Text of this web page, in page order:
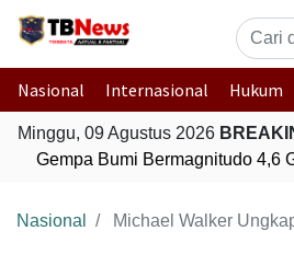
Nasional Internasional Hukum
Minggu, 09 Agustus 2026
Gempa Bumi Bermagnitudo 4,6
Nasional Michael Walker Ungkap Fakta Mengejutkan,